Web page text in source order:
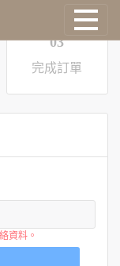
03
完成訂單
資料。